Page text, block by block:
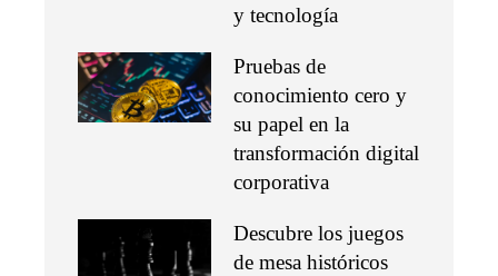
y tecnología
Pruebas de
conocimiento cero y
su papel en la
transformación digital
corporativa
Descubre los juegos
de mesa históricos